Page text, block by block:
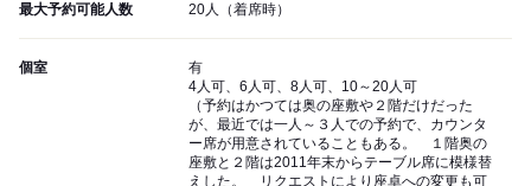
最大予約可能人数 20人（着席時）
個室
有
4人可、6人可、8人可、10～20人可
（予約はかつては奥の座敷や２階だけだった
が、最近では一人～３人での予約で、カウンタ
ー席が用意されていることもある。 １階奥の
座敷と２階は2011年末からテーブル席に模様替
えした。 リクエストにより座卓への変更も可